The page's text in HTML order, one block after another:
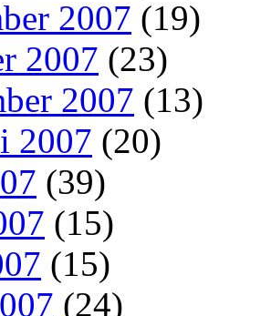
2007 (19)
2007 (23)
2007 (13)
2007 (20)
(39)
(15)
(15)
(24)